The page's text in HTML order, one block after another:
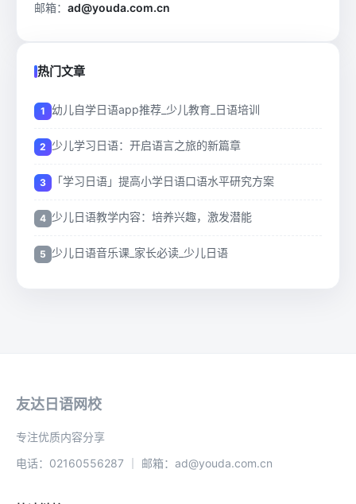
邮箱： ad@youda.com.cn
热门文章
幼儿自学日语app推荐_少儿教育_日语培训
少儿学习日语：开启语言之旅的新篇章
「学习日语」提高小学日语口语水平研究方案
少儿日语教学内容：培养兴趣，激发潜能
少儿日语音乐课_家长必读_少儿日语
友达日语网校
专注优质内容分享
电话：02160556287 ｜ 邮箱：ad@youda.com.cn